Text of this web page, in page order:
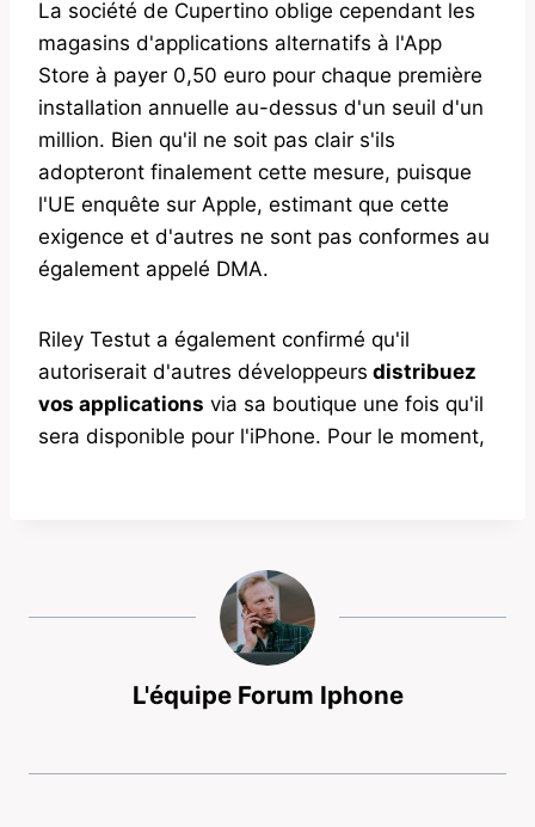
La société de Cupertino oblige cependant les
magasins d'applications alternatifs à l'App
Store à payer 0,50 euro pour chaque première
installation annuelle au-dessus d'un seuil d'un
million. Bien qu'il ne soit pas clair s'ils
adopteront finalement cette mesure, puisque
l'UE enquête sur Apple, estimant que cette
exigence et d'autres ne sont pas conformes au
également appelé DMA.
Riley Testut a également confirmé qu'il
autoriserait d'autres développeurs distribuez
vos applications via sa boutique une fois qu'il
sera disponible pour l'iPhone. Pour le moment,
L'équipe Forum Iphone